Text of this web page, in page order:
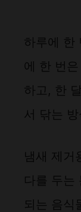
하루에 한
에 한 번
하고, 한
서 닦는
냄새 제거
다를 두는
되는 음식